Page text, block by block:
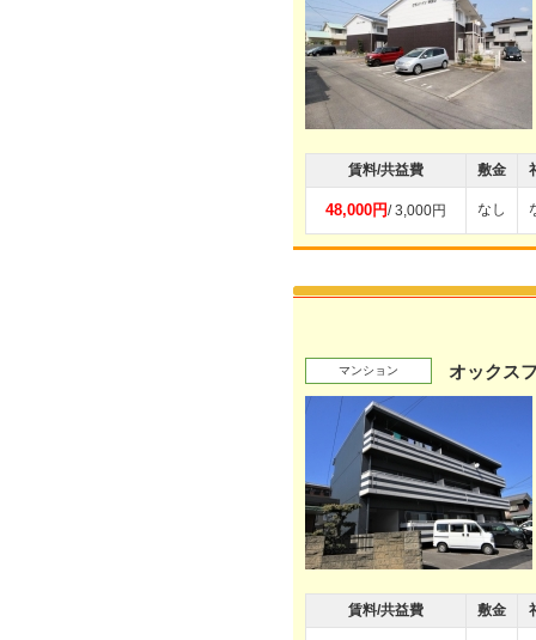
賃料/共益費 敷金
48,000円/ 3,000円 なし
マンション オックス
賃料/共益費 敷金